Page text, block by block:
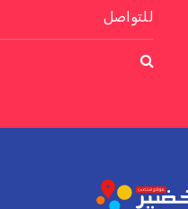
للتواصل